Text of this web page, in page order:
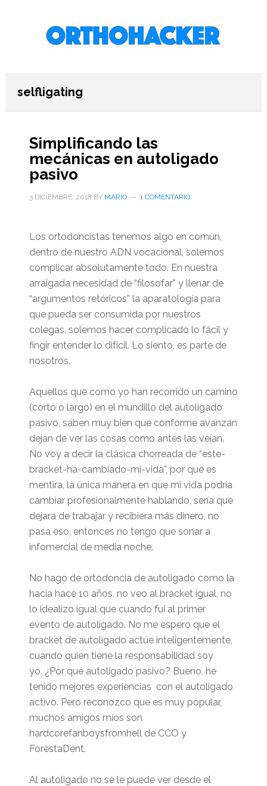
primaria
selfligating
Simplificando las
mecánicas en autoligado
pasivo
3 DICIEMBRE, 2018 BY MARIO 1 COMENTARIO
Los ortodoncistas tenemos algo en común,
dentro de nuestro ADN vocacional, solemos
complicar absolutamente todo. En nuestra
arraigada necesidad de “filosofar” y llenar de
“argumentos retóricos” la aparatología para
que pueda ser consumida por nuestros
colegas, solemos hacer complicado lo fácil y
fingir entender lo difícil. Lo siento, es parte de
nosotros.
Aquellos que como yo han recorrido un camino
(corto o largo) en el mundillo del autoligado
pasivo, saben muy bien que conforme avanzan
dejan de ver las cosas como antes las veían.
No voy a decir la clásica chorreada de “este-
bracket-ha-cambiado-mi-vida”, por que es
mentira, la única manera en que mi vida podría
cambiar profesionalmente hablando, sería que
dejara de trabajar y recibiera más dinero, no
pasa eso, entonces no tengo que sonar a
infomercial de media noche.
No hago de ortodoncia de autoligado como la
hacía hace 10 años, no veo al bracket igual, no
lo idealizo igual que cuando fui al primer
evento de autoligado. No me espero que el
bracket de autoligado actúe inteligentemente,
cuando quien tiene la responsabilidad soy
yo. ¿Por qué autoligado pasivo? Bueno, he
tenido mejores experiencias con el autoligado
activo. Pero reconozco que es muy popular,
muchos amigos míos son
hardcorefanboysfromhell de CCO y
ForestaDent.
Al autoligado no se le puede ver desde el